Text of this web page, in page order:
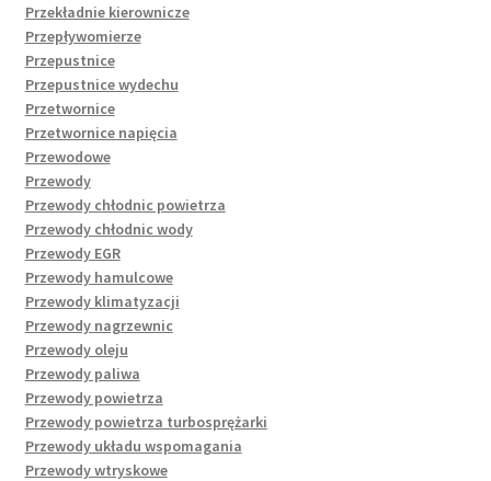
Przekładnie kierownicze
Przepływomierze
Przepustnice
Przepustnice wydechu
Przetwornice
Przetwornice napięcia
Przewodowe
Przewody
Przewody chłodnic powietrza
Przewody chłodnic wody
Przewody EGR
Przewody hamulcowe
Przewody klimatyzacji
Przewody nagrzewnic
Przewody oleju
Przewody paliwa
Przewody powietrza
Przewody powietrza turbosprężarki
Przewody układu wspomagania
Przewody wtryskowe